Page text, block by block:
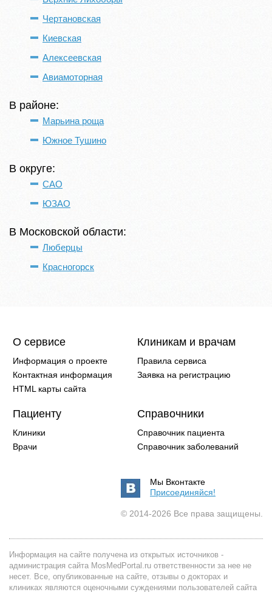
Чертановская
Киевская
Алексеевская
Авиамоторная
В районе:
Марьина роща
Южное Тушино
В округе:
САО
ЮЗАО
В Московской области:
Люберцы
Красногорск
О сервисе
Информация о проекте
Контактная информация
HTML карты сайта
Клиникам и врачам
Правила сервиса
Заявка на регистрацию
Пациенту
Клиники
Врачи
Справочники
Справочник пациента
Справочник заболеваний
Мы Вконтакте
Присоединяйся!
© 2014-2026 Все права защищены.
Информация на сайте получена из открытых источников -
администрация сайта MosMedPortal.ru ответственности за нее не
несет. Все, опубликованные на сайте, отзывы о докторах и
клиниках являются оценочными суждениями пользователей сайта